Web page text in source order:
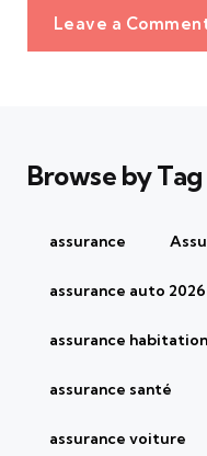
Leave a
Browse by Tag
assurance
assurance auto 2026
assurance habitation
assurance santé
assurance voiture